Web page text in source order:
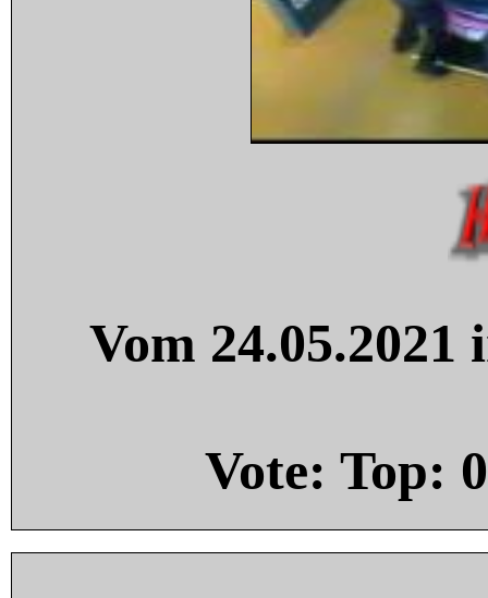
Vom
Vote: Top: 0